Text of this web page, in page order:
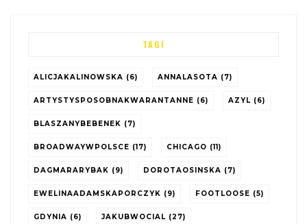
TAGI
ALICJAKALINOWSKA (6) ANNALASOTA (7)
ARTYSTYSPOSOBNAKWARANTANNE (6) AZYL (6)
BLASZANYBEBENEK (7)
BROADWAYWPOLSCE (17) CHICAGO (11)
DAGMARARYBAK (9) DOROTAOSINSKA (7)
EWELINAADAMSKAPORCZYK (9) FOOTLOOSE (5)
GDYNIA (6) JAKUBWOCIAL (27)